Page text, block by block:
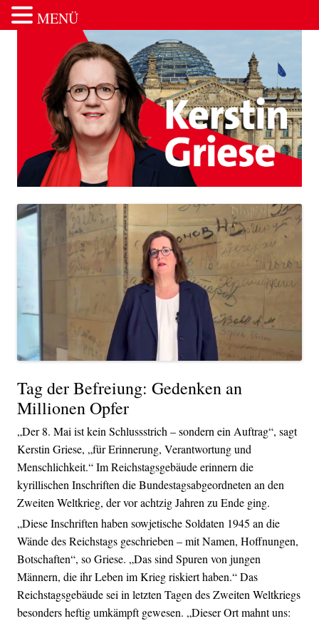
Zum Inhalt springen
Tag der Befreiung: Gedenken an
Millionen Opfer
„Der 8. Mai ist kein Schlussstrich – sondern ein Auftrag“, sagt
Kerstin Griese, „für Erinnerung, Verantwortung und
Menschlichkeit.“ Im Reichstagsgebäude erinnern die
kyrillischen Inschriften die Bundestagsabgeordneten an den
Zweiten Weltkrieg, der vor achtzig Jahren zu Ende ging.
„Diese Inschriften haben sowjetische Soldaten 1945 an die
Wände des Reichstags geschrieben – mit Namen, Hoffnungen,
Botschaften“, so Griese. „Das sind Spuren von jungen
Männern, die ihr Leben im Krieg riskiert haben.“ Das
Reichstagsgebäude sei in letzten Tagen des Zweiten Weltkriegs
besonders heftig umkämpft gewesen. „Dieser Ort mahnt uns:
MENÜ